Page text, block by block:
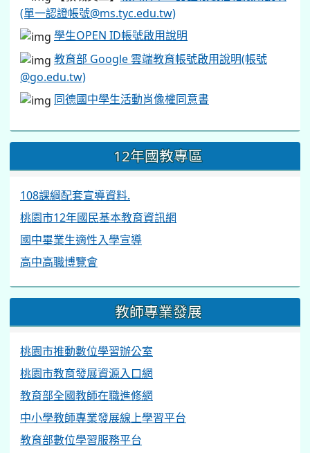
(單一認證帳號@ms.tyc.edu.tw)
學生OPEN ID帳號啟用說明
教育部 Google 雲端教育帳號啟用說明(帳號
@go.edu.tw)
同德國中學生活動肖像權同意書
12年國教專區
108課綱配套宣導資料.
桃園市12年國民基本教育資訊網
國中畢業生適性入學宣導
高中高職博覽會
教師專業發展
桃園市推動數位學習辦公室
桃園市教育發展資源入口網
教育部全國教師在職進修網
中小學教師專業發展線上學習平台
教育部數位學習服務平台